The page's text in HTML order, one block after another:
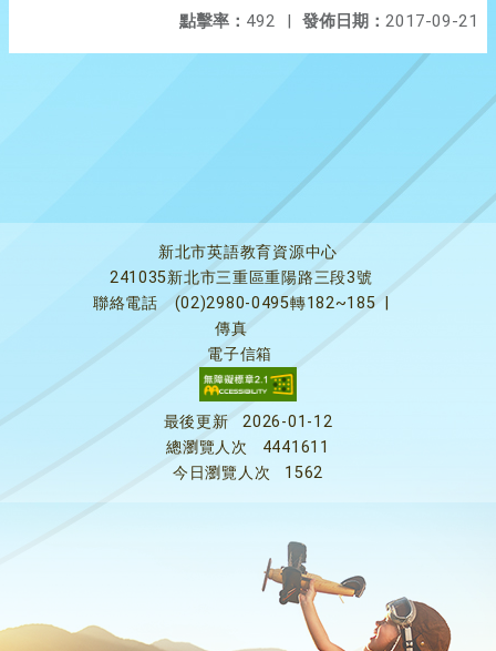
發佈日期： 2017-09-21
點擊率： 492 |
新北市英語教育資源中心
241035新北市三重區重陽路三段3號
聯絡電話
(02)2980-0495轉182~185
傳真
電子信箱
最後更新
2026-01-12
總瀏覽人次
4441611
今日瀏覽人次
1562